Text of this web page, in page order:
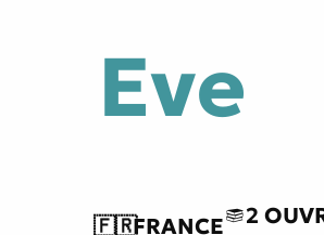
Eve
🇫🇷FRANCE 2